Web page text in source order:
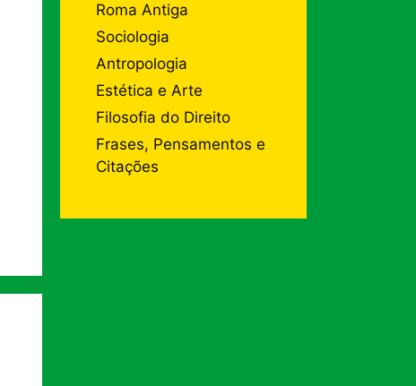
Roma Antiga
Sociologia
Antropologia
Estética e Arte
Filosofia do Direito
Frases, Pensamentos e
Citações